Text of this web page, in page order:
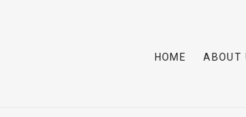
HOME ABOUT